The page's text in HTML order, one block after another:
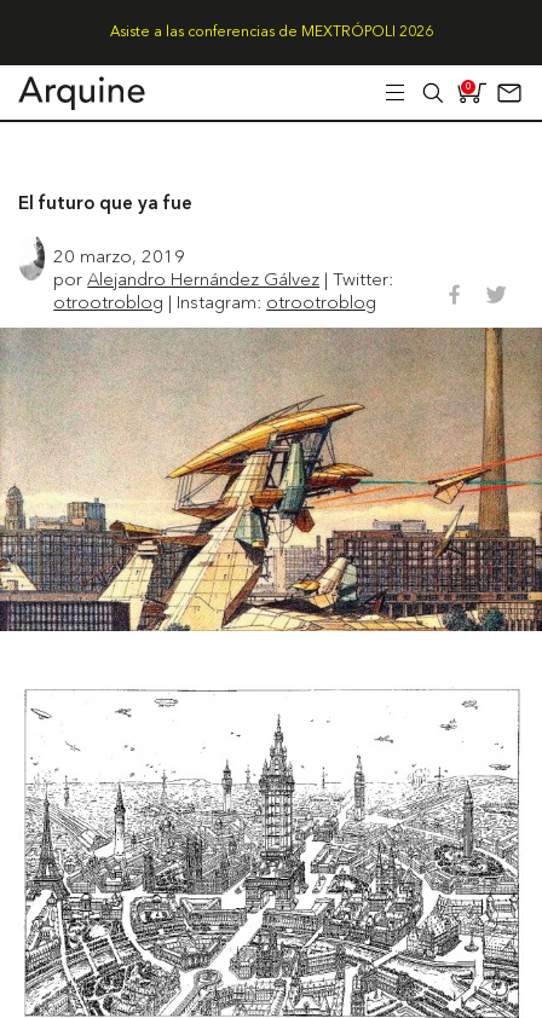
Asiste a las conferencias de MEXTRÓPOLI 2026
0
El futuro que ya fue
20 marzo, 2019
porAlejandro Hernández Gálvez | Twitter:
otrootroblog | Instagram: otrootroblog